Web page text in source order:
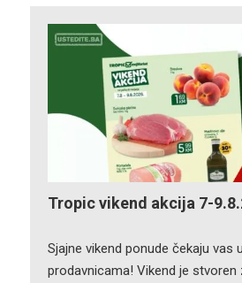
Tropic vikend akcija 7-
Sjajne vikend ponude čekaju vas
prodavnicama! Vikend je stvoren